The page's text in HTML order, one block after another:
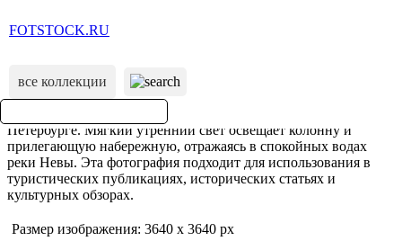
FOTSTOCK.RU
все коллекции
Размер изображения: 3640 x 3640 px